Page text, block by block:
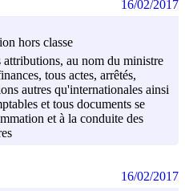
hors classe
attributions, au nom du ministre
tous actes, arrêtés,
autres qu'internationales ainsi
et tous documents se
et à la conduite des
16/02/2017
16/02/2017